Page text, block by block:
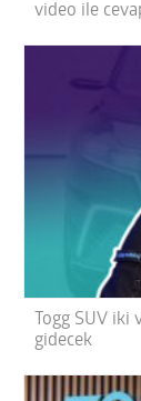
video ile
Togg SUV
gidecek